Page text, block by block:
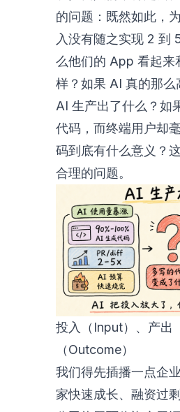
的问题：既然如此，
入没有随之实现 2 到
么他们的 App 看起来
样？如果 AI 真的那么
AI 生产出了什么？如
代码，而终端用户却
码到底有什么意义？
合理的问题。
投入（Input）、产出
（Outcome）
我们得先插播一点企
家快速成长、融资过